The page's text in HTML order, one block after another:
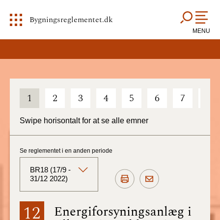
Bygningsreglementet.dk
MENU
1 2 3 4 5 6 7
Swipe horisontalt for at se alle emner
12 Energiforsyningsanlæg i
Se reglementet i en anden periode
BR18 (17/9 -
31/12 2022)
BR18 (Aktuelt)